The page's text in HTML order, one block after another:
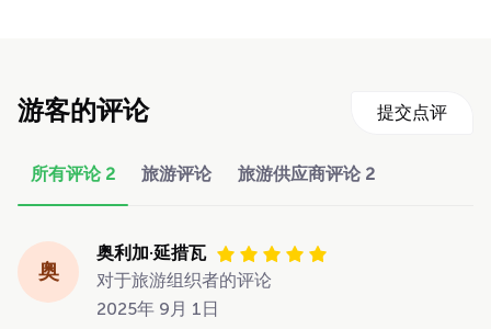
游客的评论 提交点评
所有评论 2 旅游评论 旅游供应商评论 2
奥
奥利加·延措瓦
对于旅游组织者的评论
2025年 9月 1日